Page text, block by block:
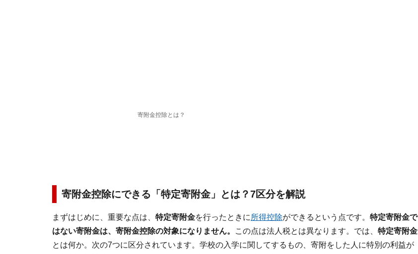
寄附金控除とは？
寄附金控除にできる「特定寄附金」とは？7区分を解説
まずはじめに、重要な点は、 特定寄附金を行ったときに 所得控除ができるという点です。 特定寄附金で
はない寄附金は、寄附金控除の対象になりません。
この点は法人税とは異なります。では、 特定寄附金
とは何か。次の7つに区分されています。学校の入学に関してするもの、寄附をした人に特別の利益が